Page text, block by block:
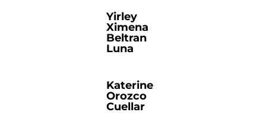
Yirley
Ximena
Beltran
Luna
Katerine
Orozco
Cuellar